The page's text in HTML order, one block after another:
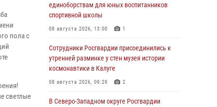
пола с
светлые
единоборствам для юных воспитанников
спортивной школы
08 августа 2026, 13:00 1
Сотрудники Росгвардии присоединились к
утренней разминке у стен музея истории
космонавтики в Калуге
08 августа 2026, 09:29 2
В Северо-Западном округе Росгвардии